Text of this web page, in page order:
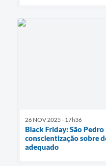
26 NOV 2025 - 17h36
Black Friday: São
conscientização sobre
adequado